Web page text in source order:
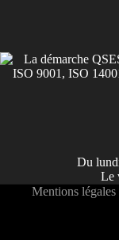
Du
Le
Mentions légales